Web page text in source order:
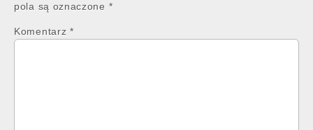
pola są oznaczone *
Komentarz *